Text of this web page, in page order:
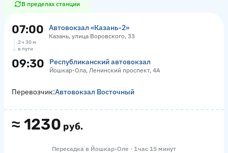
В пределах станции
07:00 Автовокзал «‎Казань-2»
Казань, улица Воровского, 33
2 ч 30 м
в пути
09:30 Республиканский автовокзал
Йошкар-Ола, Ленинский проспект, 4А
≈ 1230 руб.
Перевозчик:Автовокзал Восточный
Пересадка в Йошкар-Оле · 1 час 15 минут